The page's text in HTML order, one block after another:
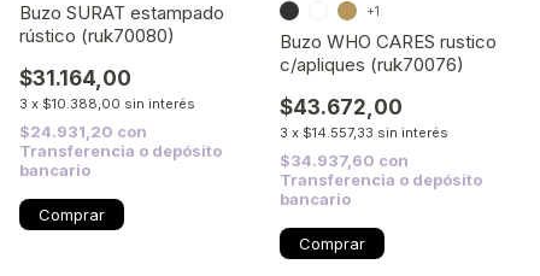
Buzo SURAT estampado
rústico (ruk70080)
$31.164,00
3 x $10.388,00 sin interés
$24.931,20 con
Transferencia o depósito
bancario
Comprar
Buzo WHO CARES rustico
c/apliques (ruk70076)
$43.672,00
3 x $14.557,33 sin interés
$34.937,60 con
Transferencia o depósito
bancario
+1
Comprar